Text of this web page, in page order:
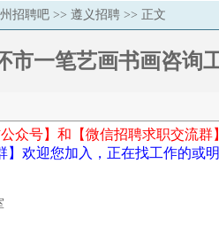
招聘吧 >> 遵义招聘 >> 正文
市一笔艺画书画咨询
众号】和【微信招聘求职交流群
】欢迎您加入，正在找工作的